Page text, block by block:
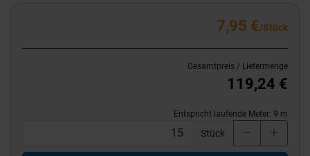
7,95 €/Stück
Gesamtpreis / Liefermenge
119,24 €
Entspricht laufende Meter: 9 m
Stück